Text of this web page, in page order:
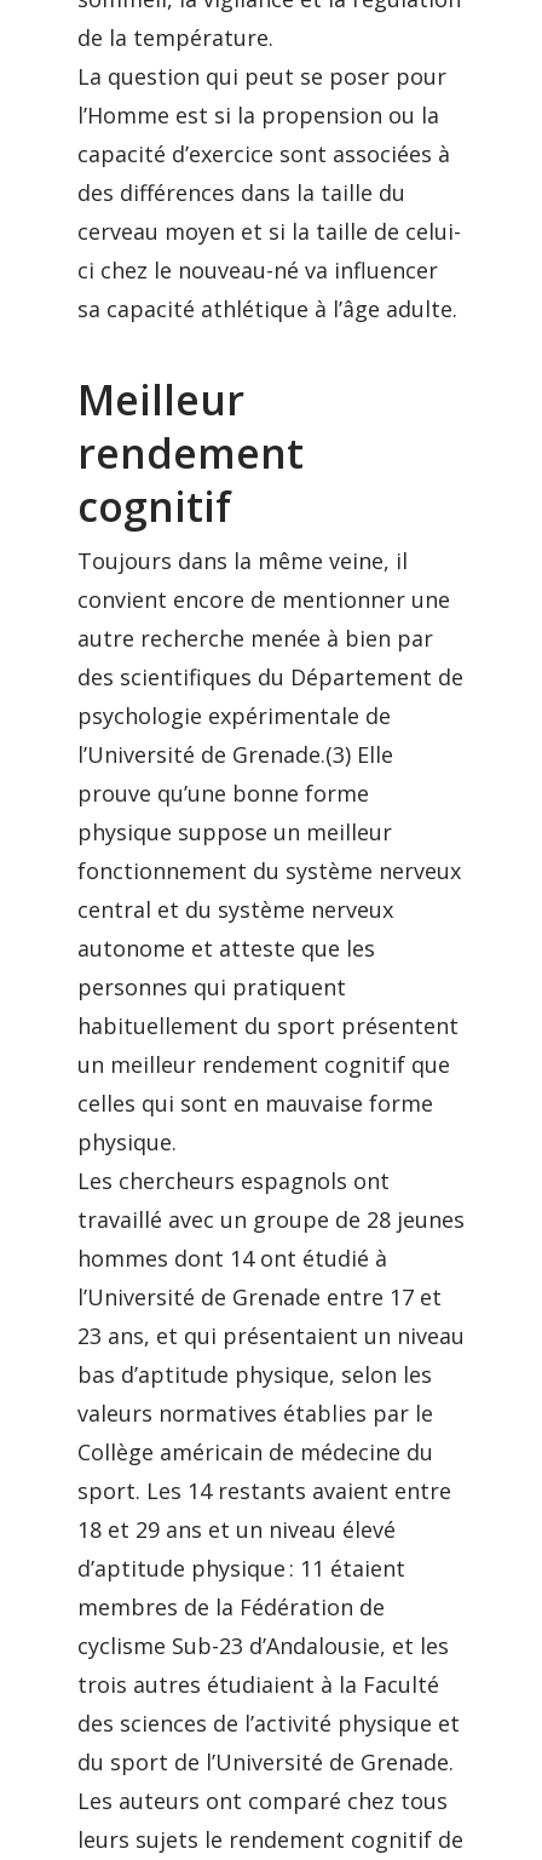
de la température.
La question qui peut se poser pour
l’Homme est si la propension ou la
capacité d’exercice sont associées à
des différences dans la taille du
cerveau moyen et si la taille de celui-
ci chez le nouveau-né va influencer
sa capacité athlétique à l’âge adulte.
Meilleur
rendement
cognitif
Toujours dans la même veine, il
convient encore de mentionner une
autre recherche menée à bien par
des scientifiques du Département de
psychologie expérimentale de
l’Université de Grenade.(3) Elle
prouve qu’une bonne forme
physique suppose un meilleur
fonctionnement du système nerveux
central et du système nerveux
autonome et atteste que les
personnes qui pratiquent
habituellement du sport présentent
un meilleur rendement cognitif que
celles qui sont en mauvaise forme
physique.
Les chercheurs espagnols ont
travaillé avec un groupe de 28 jeunes
hommes dont 14 ont étudié à
l’Université de Grenade entre 17 et
23 ans, et qui présentaient un niveau
bas d’aptitude physique, selon les
valeurs normatives établies par le
Collège américain de médecine du
sport. Les 14 restants avaient entre
18 et 29 ans et un niveau élevé
d’aptitude physique : 11 étaient
membres de la Fédération de
cyclisme Sub-23 d’Andalousie, et les
trois autres étudiaient à la Faculté
des sciences de l’activité physique et
du sport de l’Université de Grenade.
Les auteurs ont comparé chez tous
leurs sujets le rendement cognitif de